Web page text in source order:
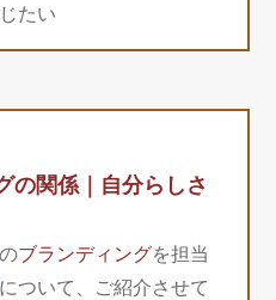
たい
の関係｜自分らしさ
ブランディングを担当
について、ご紹介させて